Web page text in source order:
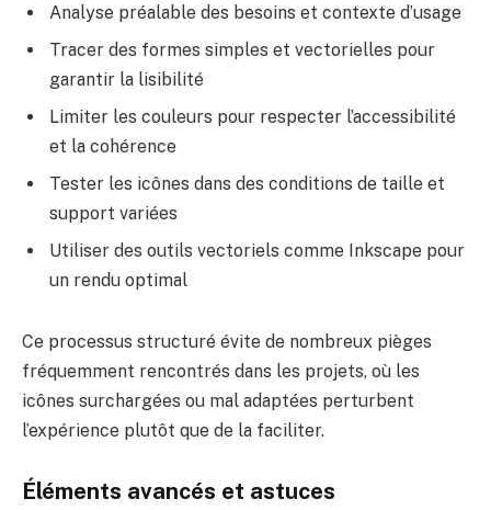
Analyse préalable des besoins et contexte d’usage
Tracer des formes simples et vectorielles pour
garantir la lisibilité
Limiter les couleurs pour respecter l’accessibilité
et la cohérence
Tester les icônes dans des conditions de taille et
support variées
Utiliser des outils vectoriels comme Inkscape pour
un rendu optimal
Ce processus structuré évite de nombreux pièges
fréquemment rencontrés dans les projets, où les
icônes surchargées ou mal adaptées perturbent
l’expérience plutôt que de la faciliter.
Éléments avancés et astuces